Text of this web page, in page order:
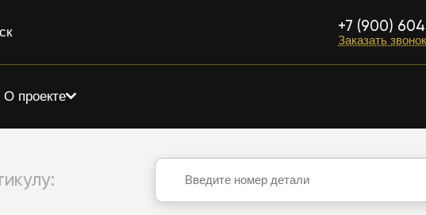
+7 (900)
Заказать звонок
О проекте